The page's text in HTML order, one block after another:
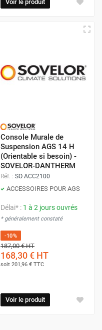
Voir le produit
Console Murale de
Suspension AGS 14 H
(Orientable si besoin) -
SOVELOR-DANTHERM
Réf. : SO ACC2100
ACCESSOIRES POUR AGS
Délai* : 1 à 2 jours ouvrés
* généralement constaté
-10%
187,00 €HT
168,30 € HT
soit 201,96 € TTC
Voir le produit